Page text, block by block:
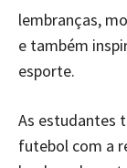
lembranças,
e também
esporte.
As estudantes
futebol com a